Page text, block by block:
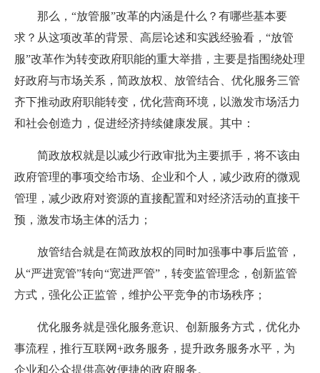
那么，“放管服”改革的内涵是什么？有哪些基本要
求？从这项改革的背景、高层论述和实践经验看，“放管
服”改革作为转变政府职能的重大举措，主要是指围绕处理
好政府与市场关系，简政放权、放管结合、优化服务三管
齐下推动政府职能转变，优化营商环境，以激发市场活力
和社会创造力，促进经济持续健康发展。 其中：
简政放权就是以减少行政审批为主要抓手，将不该由
政府管理的事项交给市场、企业和个人，减少政府的微观
管理，减少政府对资源的直接配置和对经济活动的直接干
预，激发市场主体的活力；
放管结合就是在简政放权的同时加强事中事后监管，
从“严进宽管”转向“宽进严管”，转变监管理念， 创新监管
方式，强化公正监管，维护公平竞争的市场秩序；
优化服务就是强化服务意识、创新服务方式，优化办
事流程，推行互联网+政务服务，提升政务服务水平，为
企业和公众提供高效便捷的政府服务。